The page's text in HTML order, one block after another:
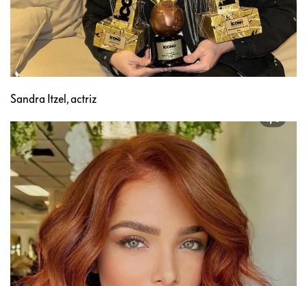
Sandra Itzel, actriz